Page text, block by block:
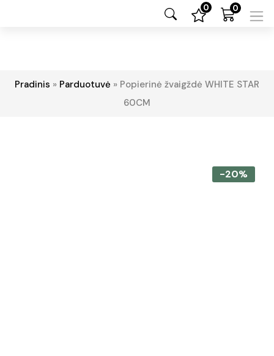
0 0
Pradinis » Parduotuvė » Popierinė žvaigždė WHITE STAR
60CM
-20%